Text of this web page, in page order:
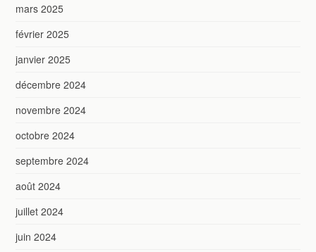
mars 2025
février 2025
janvier 2025
décembre 2024
novembre 2024
octobre 2024
septembre 2024
août 2024
juillet 2024
juin 2024